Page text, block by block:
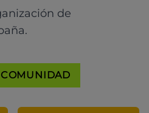
de